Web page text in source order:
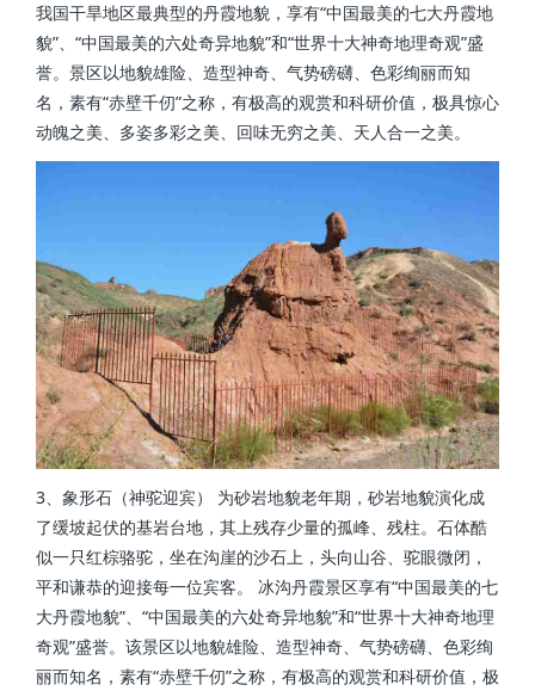
我国干旱地区最典型的丹霞地貌，享有“中国最美的七大丹霞地
貌”、“中国最美的六处奇异地貌”和“世界十大神奇地理奇观”盛
誉。景区以地貌雄险、造型神奇、气势磅礴、色彩绚丽而知
名，素有“赤壁千仞”之称，有极高的观赏和科研价值，极具惊心
动魄之美、多姿多彩之美、回味无穷之美、天人合一之美。
3、象形石（神驼迎宾） 为砂岩地貌老年期，砂岩地貌演化成
了缓坡起伏的基岩台地，其上残存少量的孤峰、残柱。石体酷
似一只红棕骆驼，坐在沟崖的沙石上，头向山谷、驼眼微闭，
平和谦恭的迎接每一位宾客。 冰沟丹霞景区享有“中国最美的七
大丹霞地貌”、“中国最美的六处奇异地貌”和“世界十大神奇地理
奇观”盛誉。该景区以地貌雄险、造型神奇、气势磅礴、色彩绚
丽而知名，素有“赤壁千仞”之称，有极高的观赏和科研价值，极